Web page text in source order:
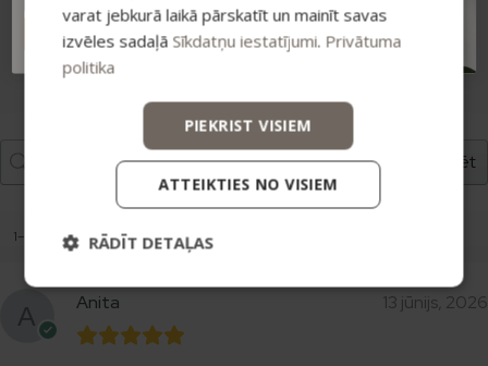
Meklēt
1–1 no 1 atsauksmēm
Anita 13 jūnijs, 2026
varat jebkurā laikā pārskatīt un mainīt savas
izvēles sadaļā Sīkdatņu iestatījumi. Privātuma
politika
PIEKRIST VISIEM
ATTEIKTIES NO VISIEM
RĀDĪT DETAĻAS
ABONĒT